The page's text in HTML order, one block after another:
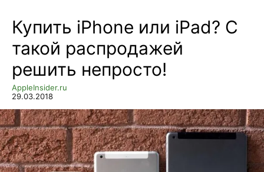
Купить iPhone или iPad? С
такой распродажей
решить непросто!
AppleInsider.ru
29.03.2018